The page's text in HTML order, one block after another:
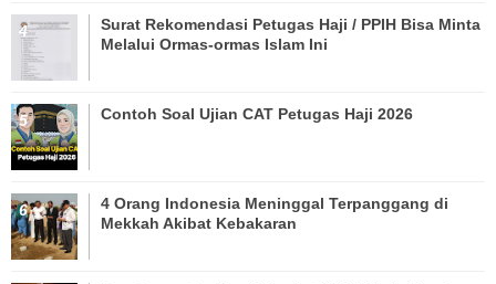
Surat Rekomendasi Petugas Haji / PPIH Bisa Minta
Melalui Ormas-ormas Islam Ini
Contoh Soal Ujian CAT Petugas Haji 2026
4 Orang Indonesia Meninggal Terpanggang di
Mekkah Akibat Kebakaran